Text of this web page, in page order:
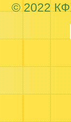
© 2022